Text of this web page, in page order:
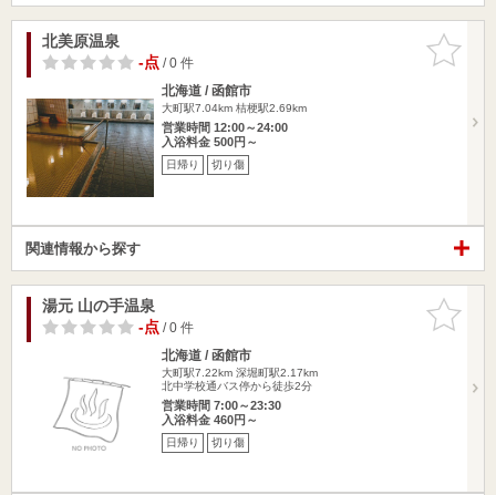
お気に入
りに追加
北美原温泉
-点/ 0 件
北海道 / 函館市
大町駅7.04km 桔梗駅2.69km
営業時間 12:00～24:00
入浴料金 500円～
日帰り 切り傷
関連情報から探す
お気に入
りに追加
湯元 山の手温泉
-点/ 0 件
北海道 / 函館市
大町駅7.22km 深堀町駅2.17km
北中学校通バス停から徒歩2分
営業時間 7:00～23:30
入浴料金 460円～
日帰り 切り傷